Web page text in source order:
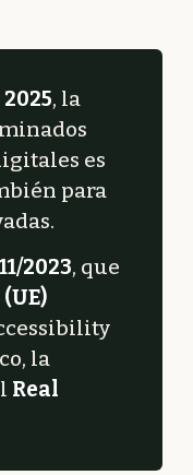
, la
es
para
2023, que
la
Real